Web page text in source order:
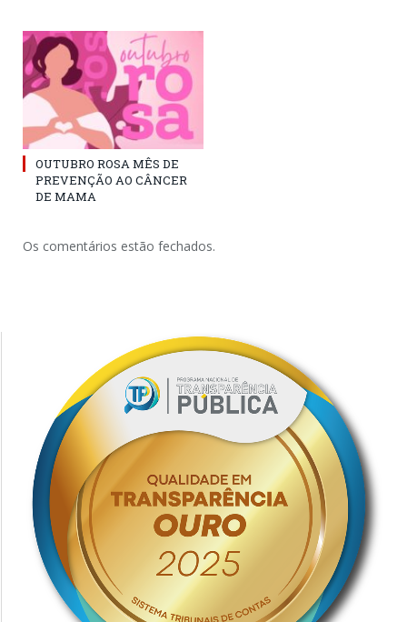
OUTUBRO ROSA MÊS DE
PREVENÇÃO AO CÂNCER
DE MAMA
Os comentários estão fechados.